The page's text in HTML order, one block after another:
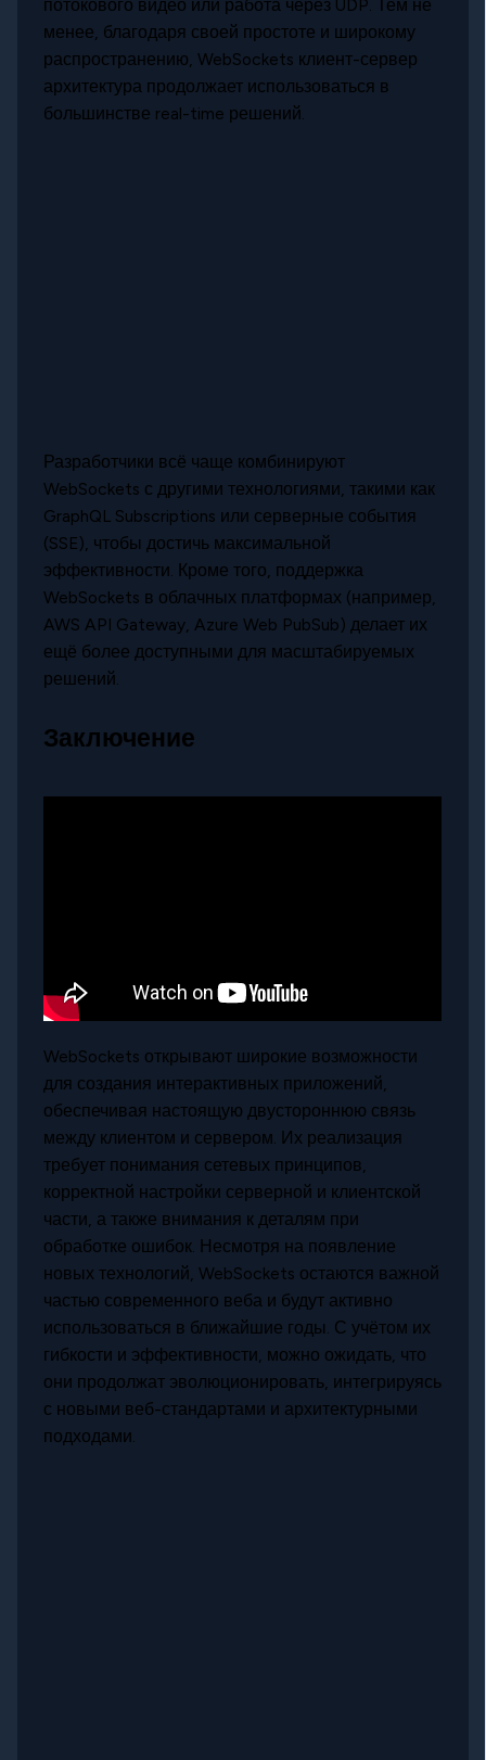
потокового видео или работа через UDP. Тем не
менее, благодаря своей простоте и широкому
распространению, WebSockets клиент-сервер
архитектура продолжает использоваться в
большинстве real-time решений.
Разработчики всё чаще комбинируют
WebSockets с другими технологиями, такими как
GraphQL Subscriptions или серверные события
(SSE), чтобы достичь максимальной
эффективности. Кроме того, поддержка
WebSockets в облачных платформах (например,
AWS API Gateway, Azure Web PubSub) делает их
ещё более доступными для масштабируемых
решений.
Заключение
WebSockets открывают широкие возможности
для создания интерактивных приложений,
обеспечивая настоящую двустороннюю связь
между клиентом и сервером. Их реализация
требует понимания сетевых принципов,
корректной настройки серверной и клиентской
части, а также внимания к деталям при
обработке ошибок. Несмотря на появление
новых технологий, WebSockets остаются важной
частью современного веба и будут активно
использоваться в ближайшие годы. С учётом их
гибкости и эффективности, можно ожидать, что
они продолжат эволюционировать, интегрируясь
с новыми веб-стандартами и архитектурными
подходами.